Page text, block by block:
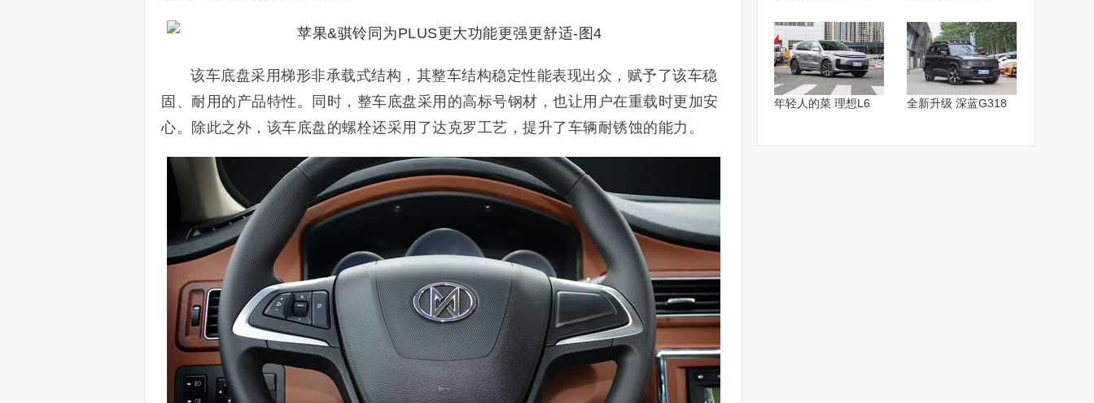
该车底盘采用梯形非承载式结构，其整车结构稳定性能表现出众，赋予了该车稳
固、耐用的产品特性。同时，整车底盘采用的高标号钢材，也让用户在重载时更加安
心。除此之外，该车底盘的螺栓还采用了达克罗工艺，提升了车辆耐锈蚀的能力。
年轻人的菜 理想L6 全新升级 深蓝G318